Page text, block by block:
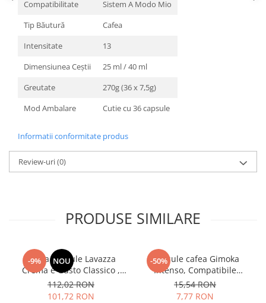
Compatibilitate
Sistem A Modo Mio
Tip Băutură
Cafea
Intensitate
13
Dimensiunea Ceştii
25 ml / 40 ml
Greutate
270g (36 x 7,5g)
Mod Ambalare
Cutie cu 36 capsule
Informatii conformitate produs
Review-uri(0)
PRODUSE SIMILARE
-9% NOU
Cafea capsule Lavazza
Crema e Gusto Classico ,
compatibile Nespresso, 80
buc
112,02 RON
101,72 RON
-50%
Capsule cafea Gimoka
Intenso, Compatibile
Nespresso, 10 buc
15,54 RON
7,77 RON